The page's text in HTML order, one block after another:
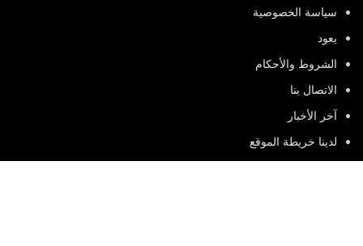
سياسة الخصوصية
يعود
الشروط والأحكام
الاتصال بنا
آخر الأخبار
لدينا خريطة الموقع